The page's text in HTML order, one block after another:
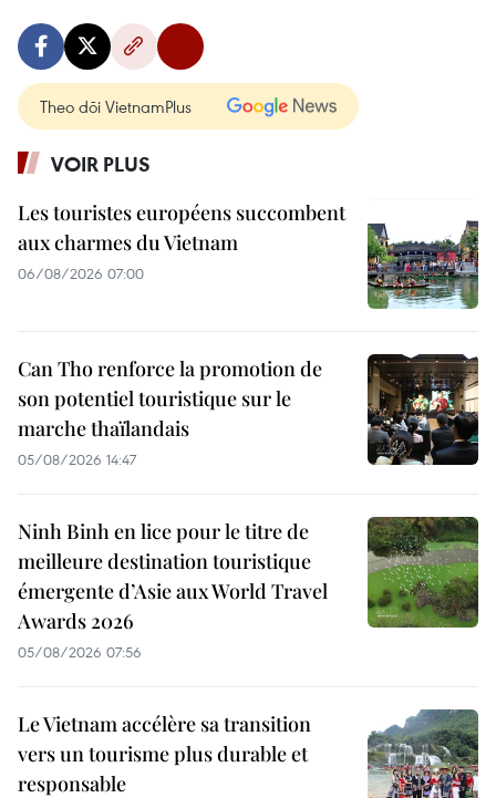
Theo dõi VietnamPlus
VOIR PLUS
Les touristes européens succombent
aux charmes du Vietnam
06/08/2026 07:00
Can Tho renforce la promotion de
son potentiel touristique sur le
marche thaïlandais
05/08/2026 14:47
Ninh Binh en lice pour le titre de
meilleure destination touristique
émergente d’Asie aux World Travel
Awards 2026
05/08/2026 07:56
Le Vietnam accélère sa transition
vers un tourisme plus durable et
responsable